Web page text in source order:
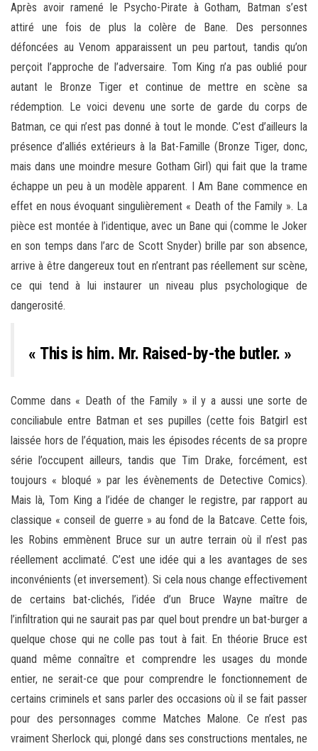
Après avoir ramené le Psycho-Pirate à Gotham, Batman s’est
attiré une fois de plus la colère de Bane. Des personnes
défoncées au Venom apparaissent un peu partout, tandis qu’on
perçoit l’approche de l’adversaire. Tom King n’a pas oublié pour
autant le Bronze Tiger et continue de mettre en scène sa
rédemption. Le voici devenu une sorte de garde du corps de
Batman, ce qui n’est pas donné à tout le monde. C’est d’ailleurs la
présence d’alliés extérieurs à la Bat-Famille (Bronze Tiger, donc,
mais dans une moindre mesure Gotham Girl) qui fait que la trame
échappe un peu à un modèle apparent. I Am Bane commence en
effet en nous évoquant singulièrement « Death of the Family ». La
pièce est montée à l’identique, avec un Bane qui (comme le Joker
en son temps dans l’arc de Scott Snyder) brille par son absence,
arrive à être dangereux tout en n’entrant pas réellement sur scène,
ce qui tend à lui instaurer un niveau plus psychologique de
dangerosité.
« This is him. Mr. Raised-by-the butler. »
Comme dans « Death of the Family » il y a aussi une sorte de
conciliabule entre Batman et ses pupilles (cette fois Batgirl est
laissée hors de l’équation, mais les épisodes récents de sa propre
série l’occupent ailleurs, tandis que Tim Drake, forcément, est
toujours « bloqué » par les évènements de Detective Comics).
Mais là, Tom King a l’idée de changer le registre, par rapport au
classique « conseil de guerre » au fond de la Batcave. Cette fois,
les Robins emmènent Bruce sur un autre terrain où il n’est pas
réellement acclimaté. C’est une idée qui a les avantages de ses
inconvénients (et inversement). Si cela nous change effectivement
de certains bat-clichés, l’idée d’un Bruce Wayne maître de
l’infiltration qui ne saurait pas par quel bout prendre un bat-burger a
quelque chose qui ne colle pas tout à fait. En théorie Bruce est
quand même connaître et comprendre les usages du monde
entier, ne serait-ce que pour comprendre le fonctionnement de
certains criminels et sans parler des occasions où il se fait passer
pour des personnages comme Matches Malone. Ce n’est pas
vraiment Sherlock qui, plongé dans ses constructions mentales, ne